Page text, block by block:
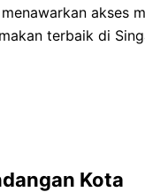
akses
terbaik di
Kota